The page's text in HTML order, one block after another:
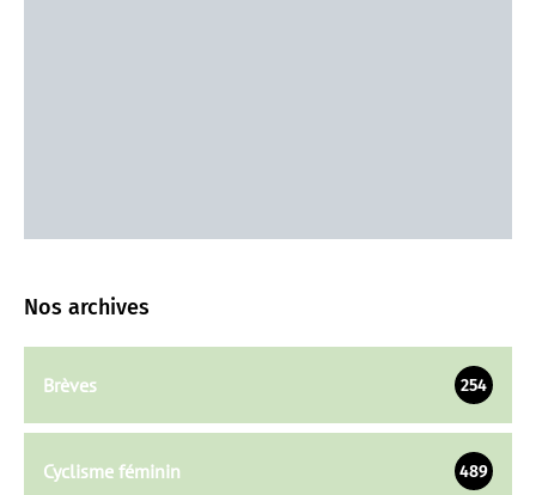
Nos archives
Brèves 254
Cyclisme féminin 489